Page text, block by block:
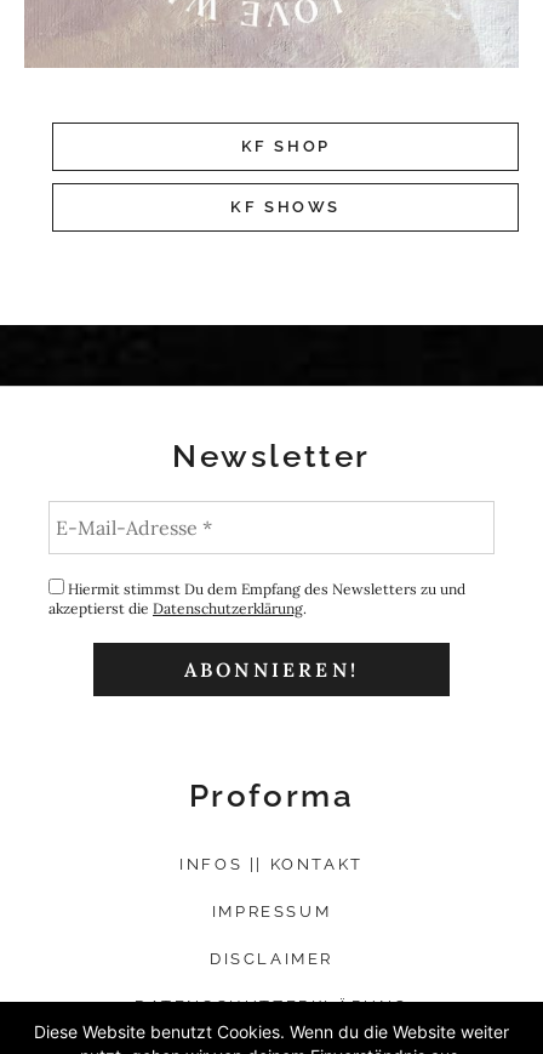
KF SHOP
KF SHOWS
Newsletter
Hiermit stimmst Du dem Empfang des Newsletters zu und
akzeptierst die Datenschutzerklärung.
Proforma
INFOS || KONTAKT
IMPRESSUM
DISCLAIMER
DATENSCHUTZERKLÄRUNG
Diese Website benutzt Cookies. Wenn du die Website weiter